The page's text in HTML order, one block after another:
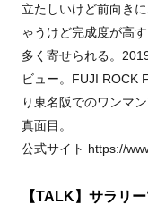
立たしいけど前向き
ゃうけど完成度が高
多く寄せられる。
ビュー。FUJI ROCK
り東名阪でのワンマ
真面目。
公式サイト https://
【TALK】サラリ